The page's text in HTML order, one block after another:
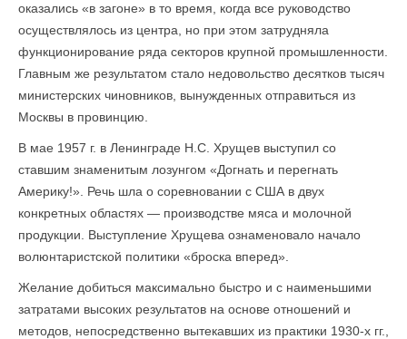
оказались «в загоне» в то время, когда все руководство
осуществлялось из центра, но при этом затрудняла
функционирование ряда секторов крупной промышленности.
Главным же результатом стало недовольство десятков тысяч
министерских чиновников, вынужденных отправиться из
Москвы в провинцию.
В мае 1957 г. в Ленинграде Н.С. Хрущев выступил со
ставшим знаменитым лозунгом «Догнать и перегнать
Америку!». Речь шла о соревновании с США в двух
конкретных областях — производстве мяса и молочной
продукции. Выступление Хрущева ознаменовало начало
волюнтаристской политики «броска вперед».
Желание добиться максимально быстро и с наименьшими
затратами высоких результатов на основе отношений и
методов, непосредственно вытекавших из практики 1930-х гг.,